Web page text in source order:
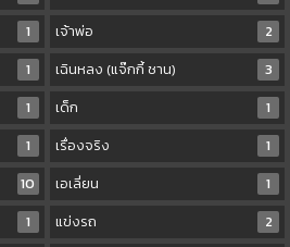
1 เจ้าพ่อ
2
1 เฉินหลง (แจ๊กกี้ ชาน)
3
1 เด็ก
1
1 เรื่องจริง
1
10 เอเลี่ยน
1
1 แข่งรถ
2